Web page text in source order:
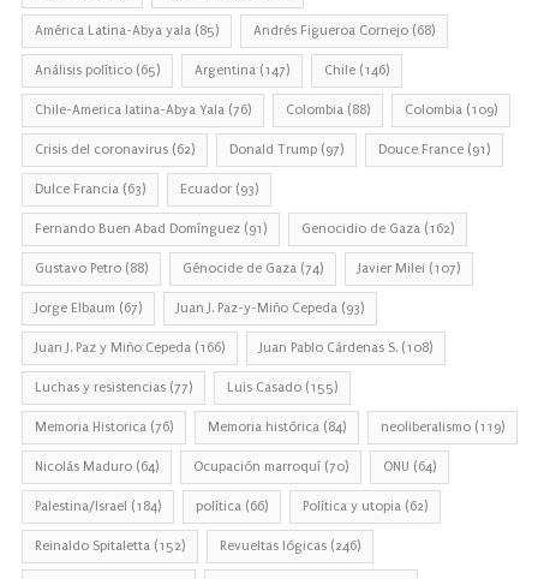
América Latina-Abya yala (85) Andrés Figueroa Cornejo (68)
Análisis político (65) Argentina (147) Chile (146)
Chile-America latina-Abya Yala (76) Colombia (88) Colombia (109)
Crisis del coronavirus (62) Donald Trump (97) Douce France (91)
Dulce Francia (63) Ecuador (93)
Fernando Buen Abad Domínguez (91) Genocidio de Gaza (162)
Gustavo Petro (88) Génocide de Gaza (74) Javier Milei (107)
Jorge Elbaum (67) Juan J. Paz-y-Miño Cepeda (93)
Juan J. Paz y Miño Cepeda (166) Juan Pablo Cárdenas S. (108)
Luchas y resistencias (77) Luis Casado (155)
Memoria Historica (76) Memoria histórica (84) neoliberalismo (119)
Nicolás Maduro (64) Ocupación marroquí (70) ONU (64)
Palestina/Israel (184) política (66) Política y utopia (62)
Reinaldo Spitaletta (152) Revueltas lógicas (246)